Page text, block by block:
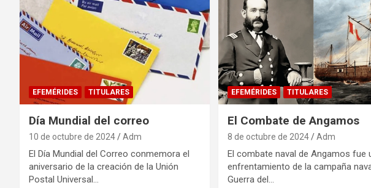
EFEMÉRIDES TITULARES
Día Mundial del correo
10 de octubre de 2024 Adm
El Día Mundial del Correo conmemora el
aniversario de la creación de la Unión
Postal Universal…
EFEMÉRIDES TITULARES
El Combate de Angamos
8 de octubre de 2024 Adm
El combate naval de Angamos fue
enfrentamiento de la campaña
Guerra del…